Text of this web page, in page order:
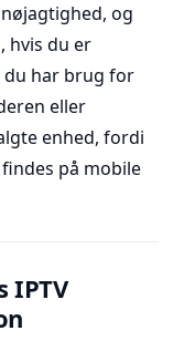
og
hvis du er
du har brug for
eller
enhed, fordi
på mobile
IPTV